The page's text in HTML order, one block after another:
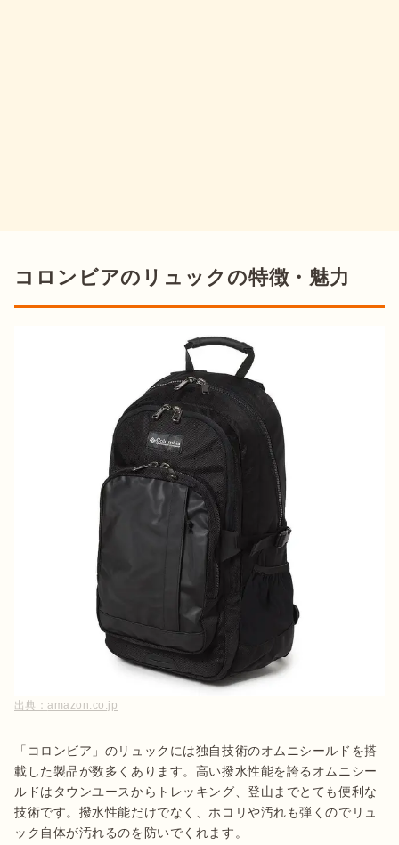
コロンビアのリュックの特徴・魅力
出典：amazon.co.jp
「コロンビア」のリュックには独自技術のオムニシールドを搭
載した製品が数多くあります。高い撥水性能を誇るオムニシー
ルドはタウンユースからトレッキング、登山までとても便利な
技術です。撥水性能だけでなく、ホコリや汚れも弾くのでリュ
ック自体が汚れるのを防いでくれます。